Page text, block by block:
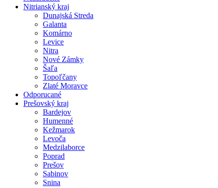
Nitrianský kraj
Dunajská Streda
Galanta
Komárno
Levice
Nitra
Nové Zámky
Šaľa
Topoľčany
Zlaté Moravce
Odporucané
Prešovský kraj
Bardejov
Humenné
Kežmarok
Levoča
Medzilaborce
Poprad
Prešov
Sabinov
Snina